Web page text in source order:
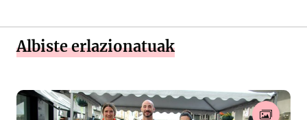
Albiste erlazionatuak